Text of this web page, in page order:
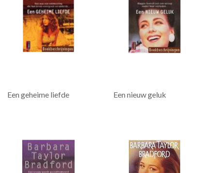
Een geheime liefde Een nieuw geluk